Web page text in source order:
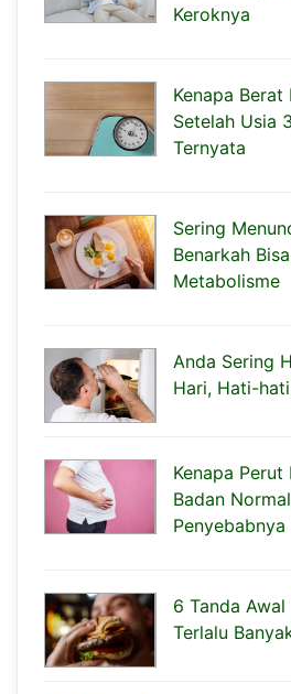
Keroknya
Kenapa
Setelah Usia
Ternyata
Sering
Benarkah
Metabolisme
Anda Sering
Hari, Hati-
Kenapa
Badan
Penyebabnya
6 Tanda
Terlalu